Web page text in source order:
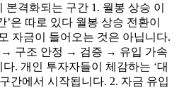
격화되는 구간 1. 월봉 상승 이
’은 따로 있다 월봉 상승 전환이
자금이 들어오는 것은 아닙니다.
→ 구조 안정 → 검증 → 유입 가속
. 개인 투자자들이 체감하는 ‘대
간에서 시작됩니다. 2. 자금 유입